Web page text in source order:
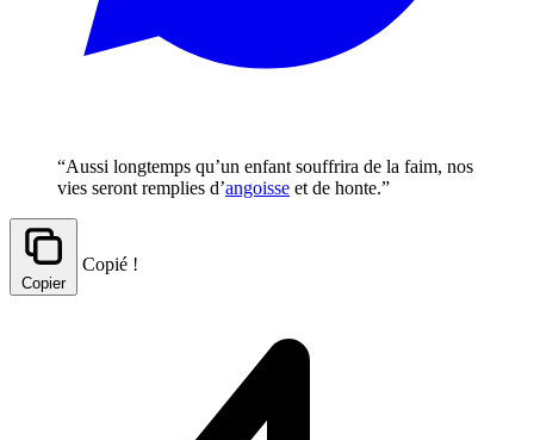
“Aussi longtemps qu’un enfant souffrira de la faim, nos
vies seront remplies d’angoisse et de honte.”
Copier
Copié !